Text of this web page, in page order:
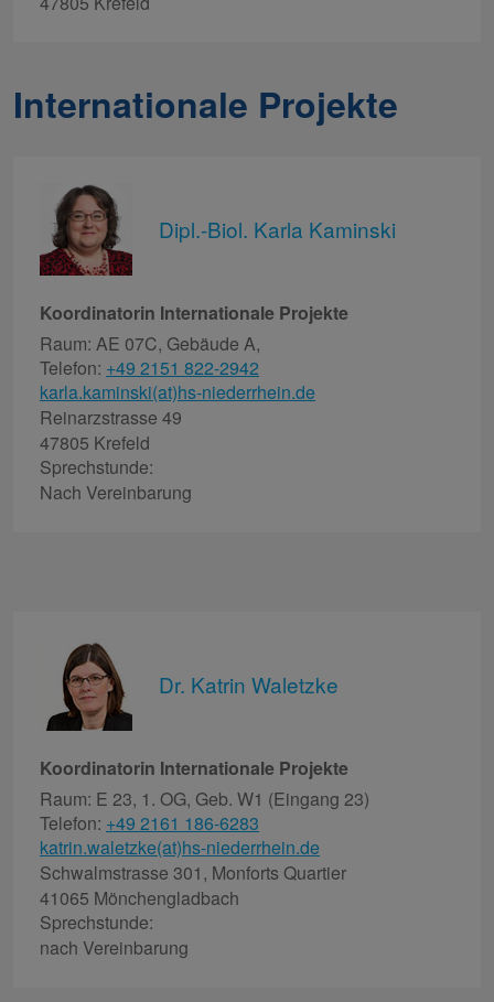
Internationale Projekte
Dipl.-Biol. Karla Kaminski
Koordinatorin Internationale Projekte
Raum: AE 07C, Gebäude A,
Telefon: +49 2151 822-2942
karla.kaminski(at)hs-niederrhein.de
Reinarzstrasse 49
47805 Krefeld
Sprechstunde:
Nach Vereinbarung
Dr. Katrin Waletzke
Koordinatorin Internationale Projekte
Raum: E 23, 1. OG, Geb. W1 (Eingang 23)
Telefon: +49 2161 186-6283
katrin.waletzke(at)hs-niederrhein.de
Schwalmstrasse 301, Monforts Quartier
41065 Mönchengladbach
Sprechstunde:
nach Vereinbarung